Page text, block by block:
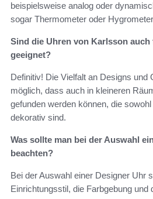
beispielsweise analog oder
sogar Thermometer oder
Sind die Uhren von Karlsson auch
geeignet?
Definitiv! Die Vielfalt an Designs und
möglich, dass auch in kleineren
gefunden werden können, die
dekorativ sind.
Was sollte man bei der Auswahl
beachten?
Bei der Auswahl einer Designer Uhr
Einrichtungsstil, die Farbgebung und